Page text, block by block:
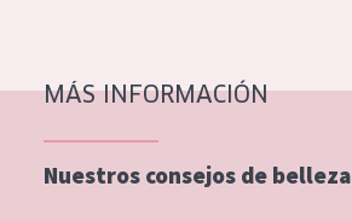
Todas las edades
Piel madura
MÁS INFORMACIÓN
Nuestros consejos de belleza